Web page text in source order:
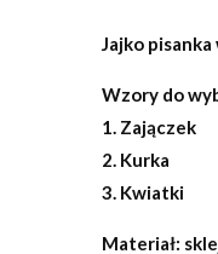
Jajko
Wzory do
1. Zajączek
2. Kurka
3. Kwiatki
Materiał: